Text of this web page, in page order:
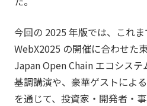
今回の 2025 年版では、これま
WebX2025 の開催に合わせた
Japan Open Chain エコシス
基調講演や、豪華ゲストによ
を通じて、投資家・開発者・